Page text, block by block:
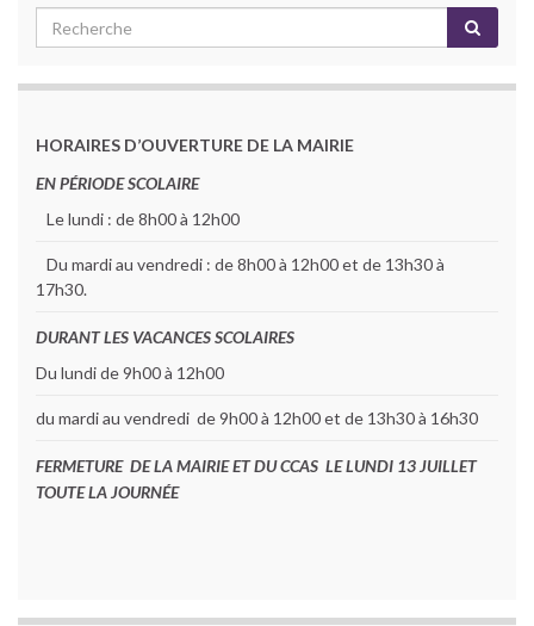
HORAIRES D’OUVERTURE DE LA MAIRIE
EN PÉRIODE SCOLAIRE
Le lundi : de 8h00 à 12h00
Du mardi au vendredi : de 8h00 à 12h00 et de 13h30 à
17h30.
DURANT LES VACANCES SCOLAIRES
Du lundi de 9h00 à 12h00
du mardi au vendredi de 9h00 à 12h00 et de 13h30 à 16h30
FERMETURE DE LA MAIRIE ET DU CCAS LE LUNDI 13 JUILLET
TOUTE LA JOURNÉE